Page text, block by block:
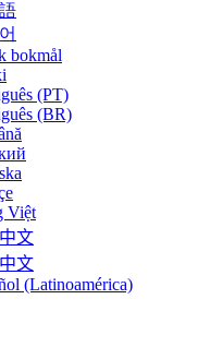
bokmål
(PT)
(BR)
Việt
文
文
(Latinoamérica)